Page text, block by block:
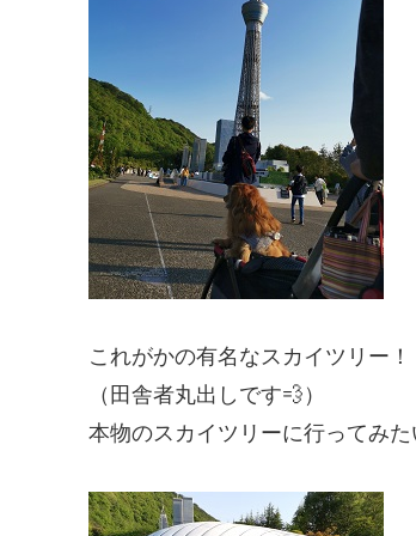
これがかの有名なスカイツリー！
（田舎者丸出しです💨）
本物のスカイツリーに行ってみ